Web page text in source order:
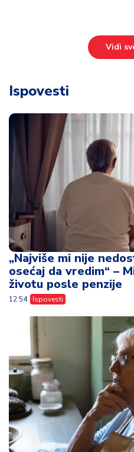
Vidi
Ispovesti
„Najviše mi nije
osećaj da vredim“ –
životu posle penzije
12:54 Ispovesti